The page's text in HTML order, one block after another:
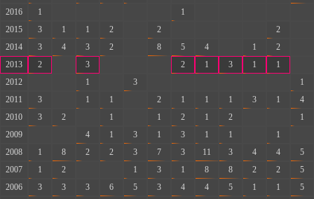
2016
1 1
2015
3 1 1 2 2 2
2014
3 4 3 2 8 5 4 1 2
2013
2 3 2 1 3 1 1
2012
1 3
1
2011
3 1 1 2 1 1 1 3 1
4
2010
3 2 1 1 2 1 2
1
2009
4 1 3 1 3 1 1 1
2008
1 8 2 2 3 7 3 11 3 4 4
5
2007
1 2 1 3 1 8 8 2 2
5
2006
3 3 3 6 5 3 4 4 5 1 1
5